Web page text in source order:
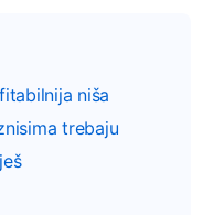
niša
trebaju